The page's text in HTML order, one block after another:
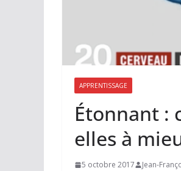
APPRENTISSAGE
Étonnant :
elles à
5 octobre 2017 Jean-